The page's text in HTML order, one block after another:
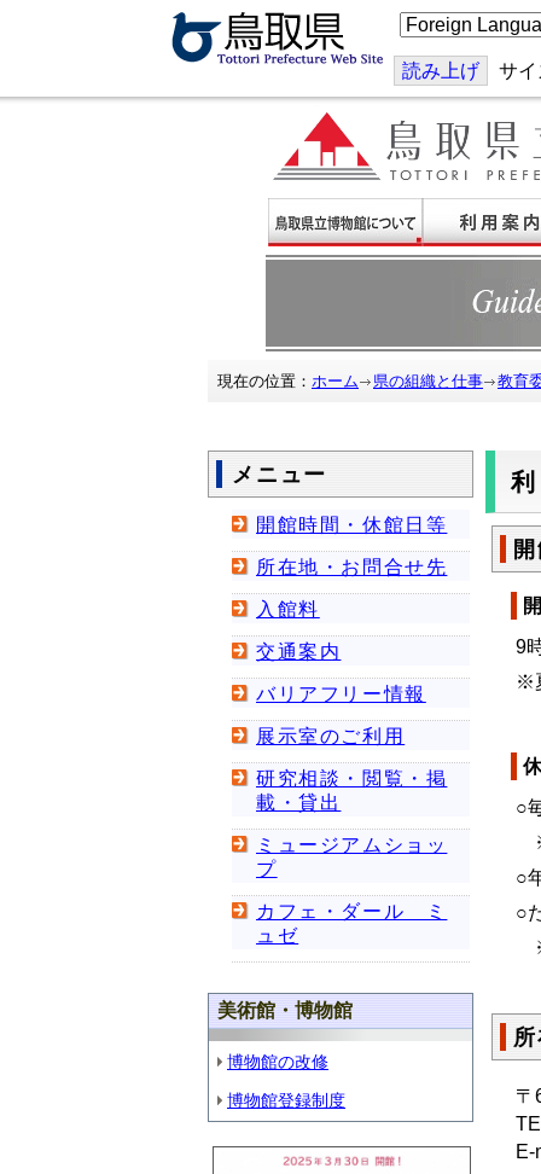
こ
の
ジ
を
翻
訳
す
る
読み上げ サイ
現在の位置： ホーム 県の組織と仕事 教育
メニュー
開館時間・休館日等
所在地・お問合せ先
入館料
交通案内
バリアフリー情報
展示室のご利用
研究相談・閲覧・掲
載・貸出
ミュージアムショッ
プ
カフェ・ダール ミ
ュゼ
美術館・博物館
博物館の改修
博物館登録制度
9
※
○
※
○
○
〒
E-